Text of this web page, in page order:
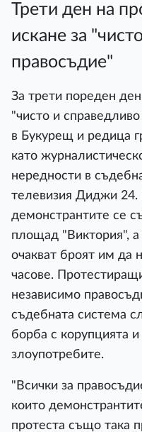
Трети ден на
искане за
правосъдие"
За трети пореден
"чисто и
в Букурещ и редица
като
нередности в
телевизия Диджи 24.
демонстрантите се
площад "Виктория", а
очакват броят им да
часове.
независимо
съдебната система
борба с корупцията
злоупотребите.
"Всички за
които
протеста също така